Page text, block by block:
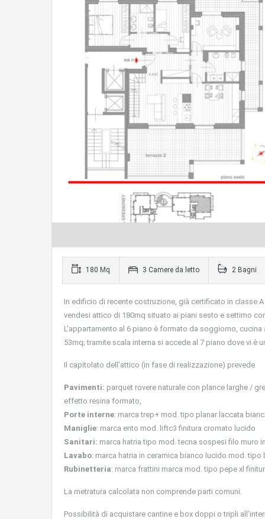
180 Mq 3 Camere da letto 2 Bagni
In edificio di recente costruzione, già certificato in classe
vendesi attico di 180mq situato ai piani sesto e settimo
L’appartamento al 6 piano è formato da soggiorno,
53mq; tramite scala interna si accede al 7 piano dove vi è
Il capitolato dell’attico (in fase di realizzazione) prevede
Pavimenti: parquet rovere naturale con plance larghe /
effetto resina formato,
Porte interne: marca trep+ mod. tipo planar laccata
Maniglie: marca ento mod. liftc3 finitura cromato lucido
Sanitari: marca hatria tipo mod. tecna sospesi filo muro
Lavabo: marca hatria in ceramica bianco lucido mod. tipo
Rubinetteria: marca frattini marca mod. tipo pepe xl
La metratura calcolata non comprende parti comuni.
Possibilità di acquistare cantine e box doppi o tripli